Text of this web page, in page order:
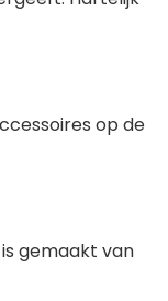
op de
gemaakt van